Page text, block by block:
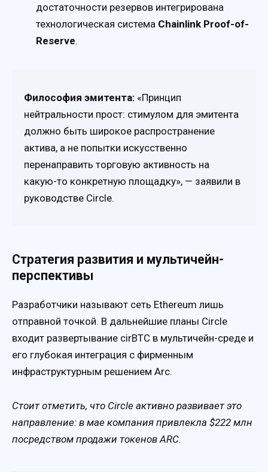
достаточности резервов интегрирована
технологическая система Chainlink Proof-of-
Reserve.
Философия эмитента: «Принцип
нейтральности прост: стимулом для эмитента
должно быть широкое распространение
актива, а не попытки искусственно
перенаправить торговую активность на
какую-то конкретную площадку», — заявили в
руководстве Circle.
Стратегия развития и мультичейн-
перспективы
Разработчики называют сеть Ethereum лишь
отправной точкой. В дальнейшие планы Circle
входит развертывание cirBTC в мультичейн-среде и
его глубокая интеграция с фирменным
инфраструктурным решением Arc.
Стоит отметить, что Circle активно развивает это
направление: в мае компания привлекла $222 млн
посредством продажи токенов ARC.